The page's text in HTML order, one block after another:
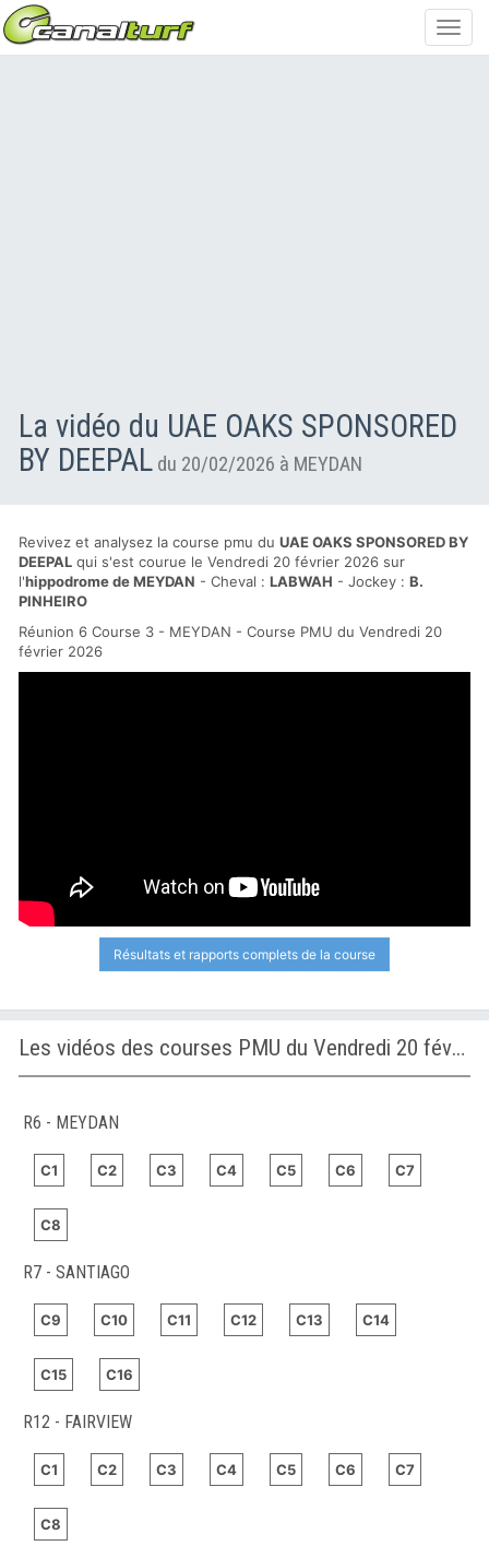
La vidéo du UAE OAKS SPONSORED
BY DEEPAL du 20/02/2026 à MEYDAN
Revivez et analysez la course pmu du UAE OAKS SPONSORED BY
DEEPAL qui s'est courue le Vendredi 20 février 2026 sur
l'hippodrome de MEYDAN - Cheval : LABWAH - Jockey : B.
PINHEIRO
Réunion 6 Course 3 - MEYDAN - Course PMU du Vendredi 20
février 2026
Résultats et rapports complets de la course
Les vidéos des courses PMU du Vendredi 20 février 2026
R6 - MEYDAN
C1 C2 C3 C4 C5 C6 C7
C8
R7 - SANTIAGO
C9 C10 C11 C12 C13 C14
C15 C16
R12 - FAIRVIEW
C1 C2 C3 C4 C5 C6 C7
C8